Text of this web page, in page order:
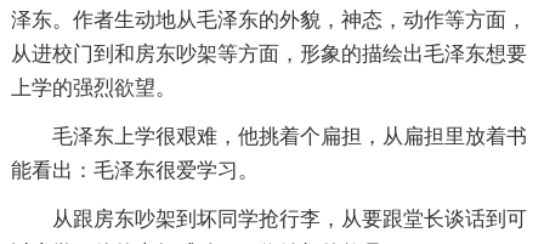
泽东。作者生动地从毛泽东的外貌，神态，动作等方面，
从进校门到和房东吵架等方面，形象的描绘出毛泽东想要
上学的强烈欲望。
毛泽东上学很艰难，他挑着个扁担，从扁担里放着书
能看出：毛泽东很爱学习。
从跟房东吵架到坏同学抢行李，从要跟堂长谈话到可